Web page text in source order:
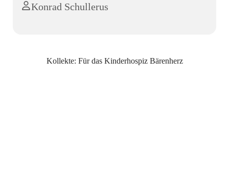
Konrad Schullerus
Kollekte: Für das Kinderhospiz Bärenherz